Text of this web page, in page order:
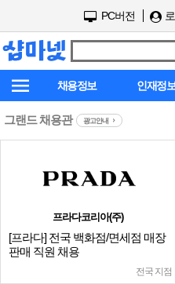
PC버전
채용정보 인재정보
그랜드 채용관 광고안내
프라다코리아(주)
[프라다] 전국 백화점/면세점 매장
판매 직원 채용
전국 지점